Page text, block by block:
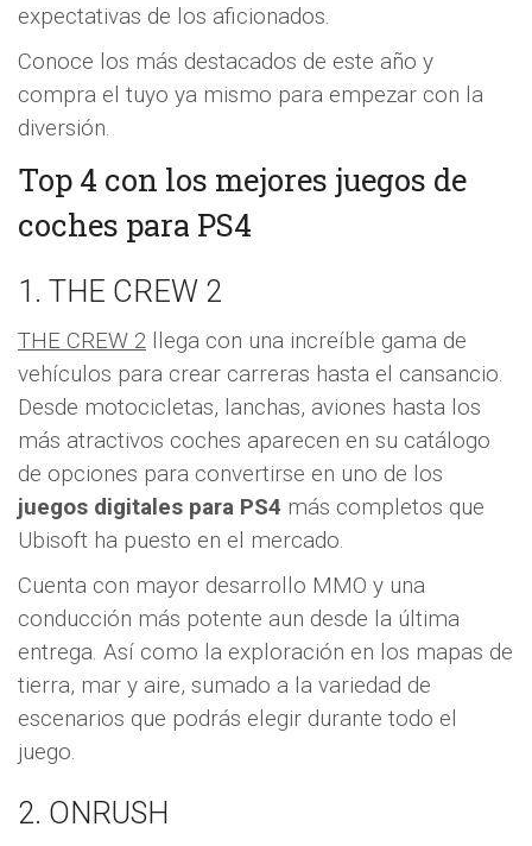
expectativas de los aficionados.
Conoce los más destacados de este año y
compra el tuyo ya mismo para empezar con la
diversión.
Top 4 con los mejores juegos de
coches para PS4
1. THE CREW 2
THE CREW 2 llega con una increíble gama de
vehículos para crear carreras hasta el cansancio.
Desde motocicletas, lanchas, aviones hasta los
más atractivos coches aparecen en su catálogo
de opciones para convertirse en uno de los
juegos digitales para PS4 más completos que
Ubisoft ha puesto en el mercado.
Cuenta con mayor desarrollo MMO y una
conducción más potente aun desde la última
entrega. Así como la exploración en los mapas de
tierra, mar y aire, sumado a la variedad de
escenarios que podrás elegir durante todo el
juego.
2. ONRUSH